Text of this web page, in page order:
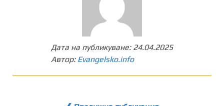
Дата на публикуване: 24.04.2025
Автор: Evangelsko.info